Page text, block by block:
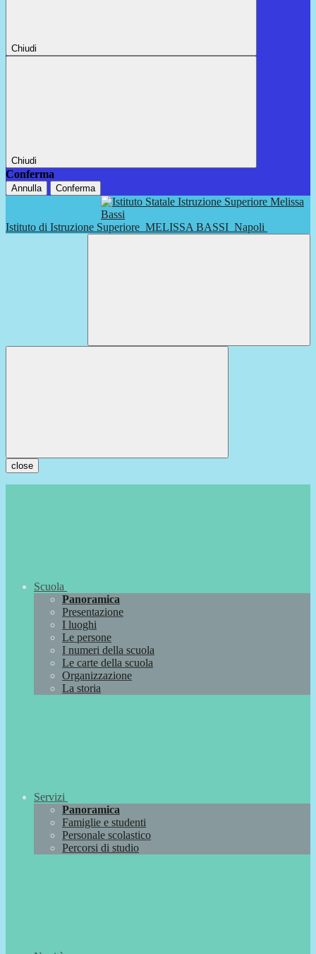
Chiudi
Chiudi
Conferma
Annulla Conferma
Istituto di Istruzione Superiore MELISSA BASSI Napoli
close
Scuola
Panoramica
Presentazione
I luoghi
Le persone
I numeri della scuola
Le carte della scuola
Organizzazione
La storia
Servizi
Panoramica
Famiglie e studenti
Personale scolastico
Percorsi di studio